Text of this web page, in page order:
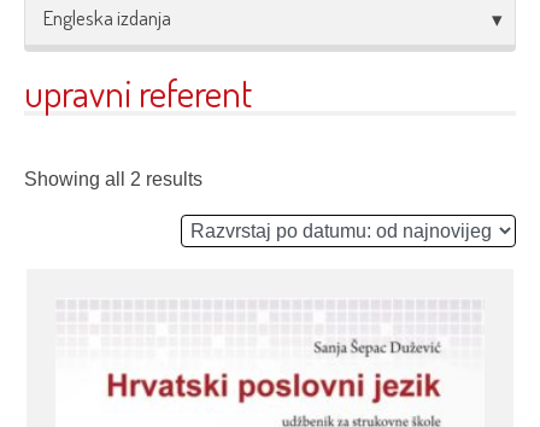
Engleska izdanja
upravni referent
Showing all 2 results